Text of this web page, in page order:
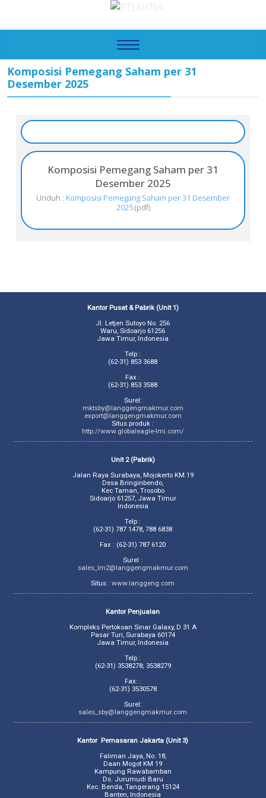
Komposisi Pemegang Saham per 31
Desember 2025
Komposisi Pemegang Saham per 31
Desember 2025
Unduh : Komposisi Pemegang Saham per 31 Desember
2025(pdf)
Kantor Pusat & Pabrik (Unit 1)
Jl. Letjen Sutoyo No. 256
Waru, Sidoarjo 61256
Jawa Timur, Indonesia
Telp :
(62-31) 853 3688
Fax :
(62-31) 853 3588
Surel:
mktsby@langgengmakmur.com
export@langgengmakmur.com
Situs produk :
http://www.globaleagle-lmi.com/
Unit 2 (Pabrik)
Jalan Raya Surabaya, Mojokerto KM.19
Desa Bringinbendo,
Kec Taman, Trosobo
Sidoarjo 61257, Jawa Timur
Indonesia
Telp :
(62-31) 787 1478, 788 6838
Fax : (62-31) 787 6120
Surel :
sales_lm2@langgengmakmur.com
Situs :www.langgeng.com
Kantor Penjualan
Kompleks Pertokoan Sinar Galaxy, D 31 A
Pasar Turi, Surabaya 60174
Jawa Timur, Indonesia
Telp :
(62-31) 3538278; 3538279
Fax: :
(62-31) 3530578
Surel:
sales_sby@langgengmakmur.com
Kantor Pemasaran Jakarta (Unit 3)
Faliman Jaya, No. 18,
Daan Mogot KM 19
Kampung Rawabamban
Ds. Jurumudi Baru
Kec. Benda, Tangerang 15124
Banten, Indonesia